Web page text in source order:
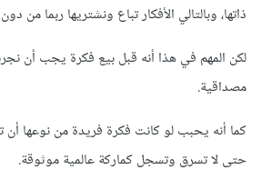
ذاتها، وبالتالي الأفكار تباع ونشتريها ربما من
لكن المهم في هذا أنه قبل بيع فكرة يجب أن
مصداقية.
كما أنه يحبب لو كانت فكرة فريدة من نوعها أن
حتى لا تسرق وتسجل كماركة عالمية موثوقة.